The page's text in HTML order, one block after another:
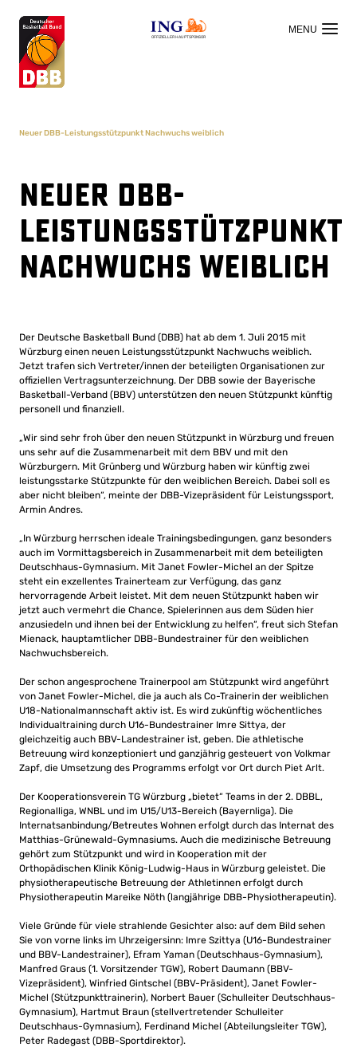
OFFIZIELLER HAUPTSPONSOR
Neuer DBB-Leistungsstützpunkt Nachwuchs weiblich
Neuer DBB-
Leistungsstützpunkt
Nachwuchs weiblich
Der Deutsche Basketball Bund (DBB) hat ab dem 1. Juli 2015 mit
Würzburg einen neuen Leistungsstützpunkt Nachwuchs weiblich.
Jetzt trafen sich Vertreter/innen der beteiligten Organisationen zur
offiziellen Vertragsunterzeichnung. Der DBB sowie der Bayerische
Basketball-Verband (BBV) unterstützen den neuen Stützpunkt künftig
personell und finanziell.
„Wir sind sehr froh über den neuen Stützpunkt in Würzburg und freuen
uns sehr auf die Zusammenarbeit mit dem BBV und mit den
Würzburgern. Mit Grünberg und Würzburg haben wir künftig zwei
leistungsstarke Stützpunkte für den weiblichen Bereich. Dabei soll es
aber nicht bleiben“, meinte der DBB-Vizepräsident für Leistungssport,
Armin Andres.
„In Würzburg herrschen ideale Trainingsbedingungen, ganz besonders
auch im Vormittagsbereich in Zusammenarbeit mit dem beteiligten
Deutschhaus-Gymnasium. Mit Janet Fowler-Michel an der Spitze
steht ein exzellentes Trainerteam zur Verfügung, das ganz
hervorragende Arbeit leistet. Mit dem neuen Stützpunkt haben wir
jetzt auch vermehrt die Chance, Spielerinnen aus dem Süden hier
anzusiedeln und ihnen bei der Entwicklung zu helfen“, freut sich Stefan
Mienack, hauptamtlicher DBB-Bundestrainer für den weiblichen
Nachwuchsbereich.
Der schon angesprochene Trainerpool am Stützpunkt wird angeführt
von Janet Fowler-Michel, die ja auch als Co-Trainerin der weiblichen
U18-Nationalmannschaft aktiv ist. Es wird zukünftig wöchentliches
Individualtraining durch U16-Bundestrainer Imre Sittya, der
gleichzeitig auch BBV-Landestrainer ist, geben. Die athletische
Betreuung wird konzeptioniert und ganzjährig gesteuert von Volkmar
Zapf, die Umsetzung des Programms erfolgt vor Ort durch Piet Arlt.
Der Kooperationsverein TG Würzburg „bietet“ Teams in der 2. DBBL,
Regionalliga, WNBL und im U15/U13-Bereich (Bayernliga). Die
Internatsanbindung/Betreutes Wohnen erfolgt durch das Internat des
Matthias-Grünewald-Gymnasiums. Auch die medizinische Betreuung
gehört zum Stützpunkt und wird in Kooperation mit der
Orthopädischen Klinik König-Ludwig-Haus in Würzburg geleistet. Die
physiotherapeutische Betreuung der Athletinnen erfolgt durch
Physiotherapeutin Mareike Nöth (langjährige DBB-Physiotherapeutin).
Viele Gründe für viele strahlende Gesichter also: auf dem Bild sehen
Sie von vorne links im Uhrzeigersinn: Imre Szittya (U16-Bundestrainer
und BBV-Landestrainer), Efram Yaman (Deutschhaus-Gymnasium),
Manfred Graus (1. Vorsitzender TGW), Robert Daumann (BBV-
Vizepräsident), Winfried Gintschel (BBV-Präsident), Janet Fowler-
Michel (Stützpunkttrainerin), Norbert Bauer (Schulleiter Deutschhaus-
Gymnasium), Hartmut Braun (stellvertretender Schulleiter
Deutschhaus-Gymnasium), Ferdinand Michel (Abteilungsleiter TGW),
Peter Radegast (DBB-Sportdirektor).